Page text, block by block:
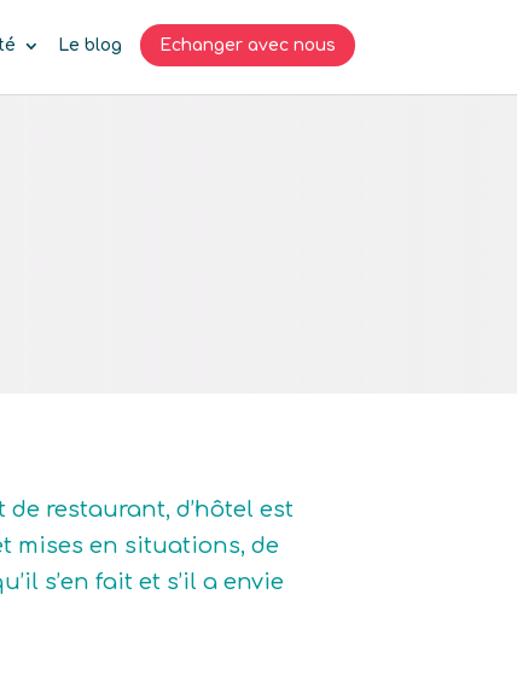
Le blog Echanger avec nous
de restaurant, d’hôtel est
mises en situations, de
s’en fait et s’il a envie